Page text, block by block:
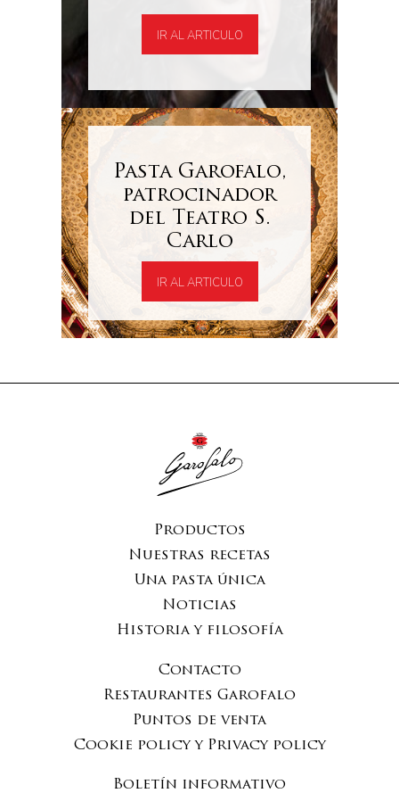
IR AL ARTICULO
Pasta Garofalo,
patrocinador
del Teatro S.
Carlo
IR AL ARTICULO
Productos
Nuestras recetas
Una pasta única
Noticias
Historia y filosofía
Contacto
Restaurantes Garofalo
Puntos de venta
Cookie policy y Privacy policy
Boletín informativo